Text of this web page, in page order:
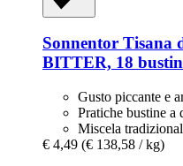
Sonnentor Tisana
BITTER, 18
Gusto piccante e
Pratiche bustine a
Miscela
€ 4,49 (€ 138,58 / kg)